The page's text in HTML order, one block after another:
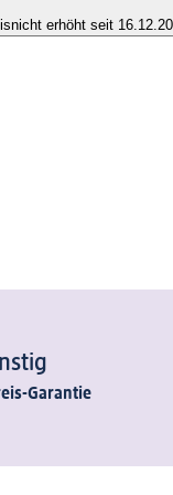
nicht erhöht seit
Garantie